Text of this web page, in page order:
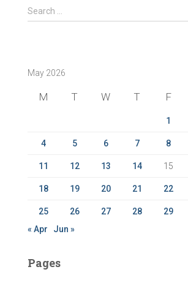
S
e
h
Search …
May 2026
M T W T F
1
4 5 6 7 8
11 12 13 14 15
18 19 20 21 22
25 26 27 28 29
« Apr
Jun »
Pages